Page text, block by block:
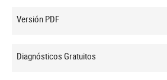
Versión PDF
Diagnósticos Gratuitos